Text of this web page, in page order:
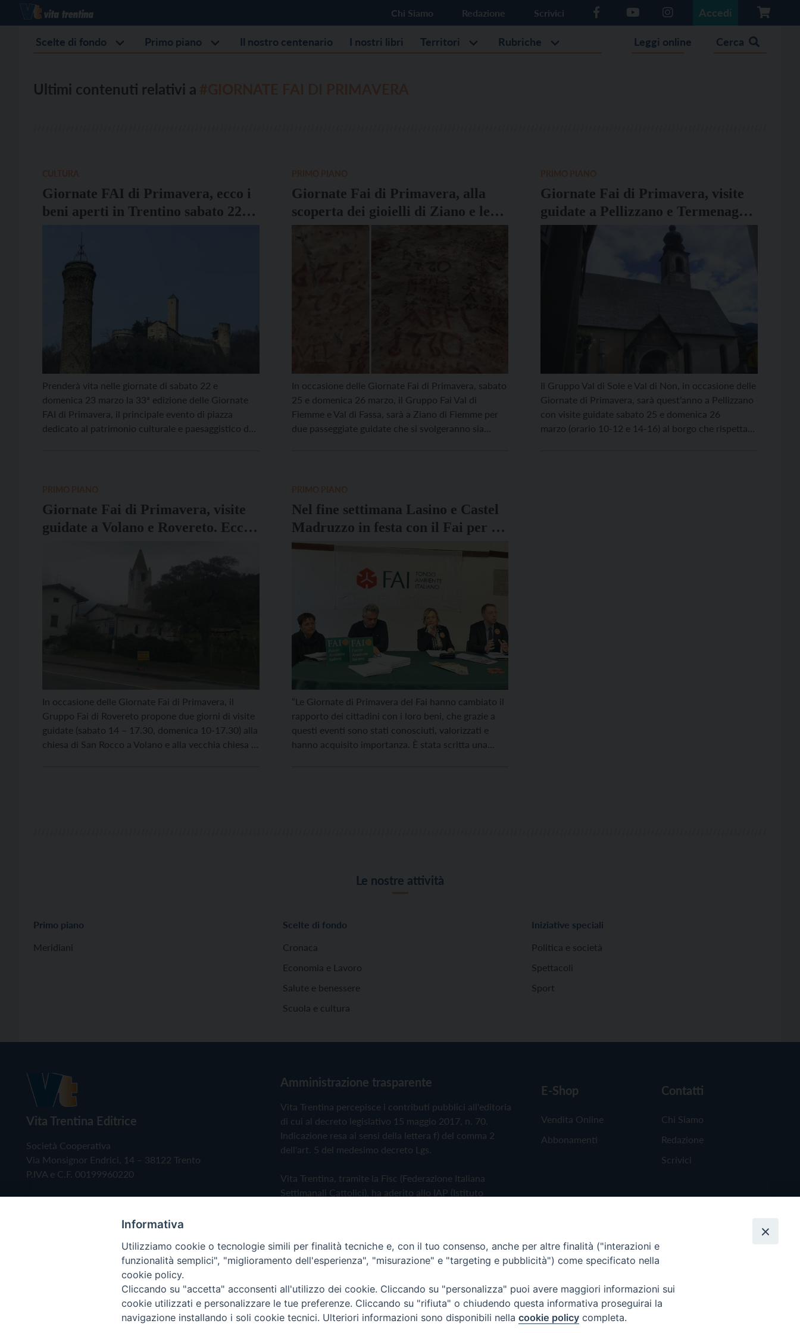
Chi Siamo Redazione Scrivici Accedi
Scelte di fondo Primo piano Il nostro centenario I nostri libri Territori Rubriche Leggi online Cerca
Ultimi contenuti relativi a
Giornate FAI di Primavera, ecco i
beni aperti in Trentino sabato 22 e
domenica 23 marzo
Prenderà vita nelle giornate di sabato 22 e
domenica 23 marzo la 33ª edizione delle Giornate
FAI di Primavera, il principale evento di piazza
dedicato al patrimonio culturale e paesaggistico del
Giornate Fai di Primavera, alla
scoperta dei gioielli di Ziano e le
sue frazioni
In occasione delle Giornate Fai di Primavera, sabato
25 e domenica 26 marzo, il Gruppo Fai Val di
Fiemme e Val di Fassa, sarà a Ziano di Fiemme per
due passeggiate guidate che si svolgeranno sia
Giornate Fai di Primavera, visite
guidate a Pellizzano e Termenago.
Il programma
Il Gruppo Val di Sole e Val di Non, in occasione delle
Giornate di Primavera, sarà quest’anno a Pellizzano
con visite guidate sabato 25 e domenica 26
marzo (orario 10-12 e 14-16) al borgo che rispetta
Giornate Fai di Primavera, visite
guidate a Volano e Rovereto. Ecco
In occasione delle Giornate Fai di Primavera, il
Gruppo Fai di Rovereto propone due giorni di visite
guidate (sabato 14 – 17.30, domenica 10-17.30) alla
chiesa di San Rocco a Volano e alla vecchia chiesa di
Nel fine settimana Lasino e Castel
Madruzzo in festa con il Fai per le
Giornate di Primavera
“Le Giornate di Primavera del Fai hanno cambiato il
rapporto dei cittadini con i loro beni, che grazie a
questi eventi sono stati conosciuti, valorizzati e
hanno acquisito importanza. È stata scritta una
Le nostre attività
Primo piano
Meridiani
Scelte di fondo
Cronaca
Economia e Lavoro
Salute e benessere
Scuola e cultura
Iniziative speciali
Politica e società
Spettacoli
Sport
Vita Trentina Editrice
Società Cooperativa
Via Monsignor Endrici, 14 – 38122 Trento
P.IVA e C.F. 00199960220
Amministrazione trasparente
Vita Trentina percepisce i contributi pubblici all'editoria
di cui al decreto legislativo 15 maggio 2017, n. 70.
Indicazione resa ai sensi della lettera f) del comma 2
dell'art. 5 del medesimo decreto Lgs.
Vita Trentina, tramite la Fisc (Federazione Italiana
Settimanali Cattolici), ha aderito allo IAP (Istituto
Privacy Policy Cookie Policy
E-Shop
Vendita Online
Abbonamenti
Contatti
Chi Siamo
Redazione
Scrivici
Copyright © 2019 - Tutti i diritti riservati - Vita Trentina Editrice
Informativa
Utilizziamo cookie o tecnologie simili per finalità tecniche e, con il tuo consenso, anche per altre finalità ("interazioni e
funzionalità semplici", "miglioramento dell'esperienza", "misurazione" e "targeting e pubblicità") come specificato nella
cookie policy.
Cliccando su "accetta" acconsenti all'utilizzo dei cookie. Cliccando su "personalizza" puoi avere maggiori informazioni sui
cookie utilizzati e personalizzare le tue preferenze. Cliccando su "rifiuta" o chiudendo questa informativa proseguirai la
navigazione installando i soli cookie tecnici. Ulteriori informazioni sono disponibili nella cookie policy completa.